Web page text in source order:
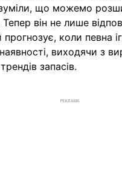
що можемо
він не лише
прогнозує, коли певна
виходячи з
запасів.
РЕКЛАМА